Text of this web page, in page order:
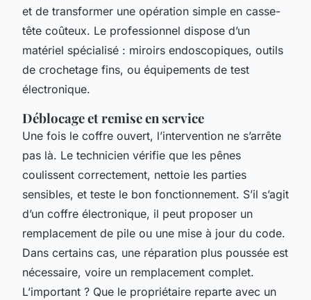
et de transformer une opération simple en casse-
tête coûteux. Le professionnel dispose d’un
matériel spécialisé : miroirs endoscopiques, outils
de crochetage fins, ou équipements de test
électronique.
Déblocage et remise en service
Une fois le coffre ouvert, l’intervention ne s’arrête
pas là. Le technicien vérifie que les pênes
coulissent correctement, nettoie les parties
sensibles, et teste le bon fonctionnement. S’il s’agit
d’un coffre électronique, il peut proposer un
remplacement de pile ou une mise à jour du code.
Dans certains cas, une réparation plus poussée est
nécessaire, voire un remplacement complet.
L’important ? Que le propriétaire reparte avec un